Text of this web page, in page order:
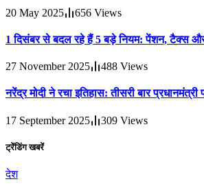
20 May 2025 656 Views
1 दिसंबर से बदल रहे हैं 5 बड़े नियम: पेंशन, टैक्स
27 November 2025 488 Views
नरेंद्र मोदी ने रचा इतिहास: तीसरी बार
17 September 2025 309 Views
ट्रेंडिंग खबरें
देश